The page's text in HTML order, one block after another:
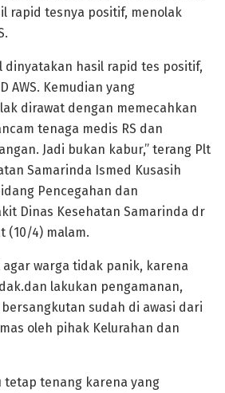
rapid tesnya positif, menolak
dinyatakan hasil rapid tes positif,
AWS. Kemudian yang
dirawat dengan memecahkan
tenaga medis RS dan
Jadi bukan kabur,” terang Plt
Samarinda Ismed Kusasih
Pencegahan dan
Dinas Kesehatan Samarinda dr
(10/4) malam.
warga tidak panik, karena
lakukan pengamanan,
sudah di awasi dari
oleh pihak Kelurahan dan
tetap tenang karena yang